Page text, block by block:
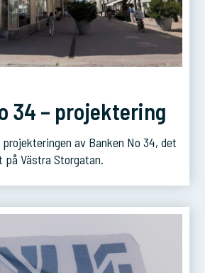
34 – projektering
av Banken No 34, det
Västra Storgatan.